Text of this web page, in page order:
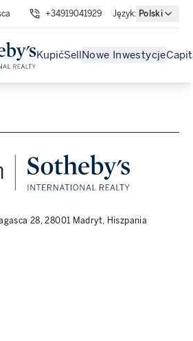
+34919041929 Język: Polski
KupićSell Nowe Inwestycje
28, 28001 Madryt, Hiszpania